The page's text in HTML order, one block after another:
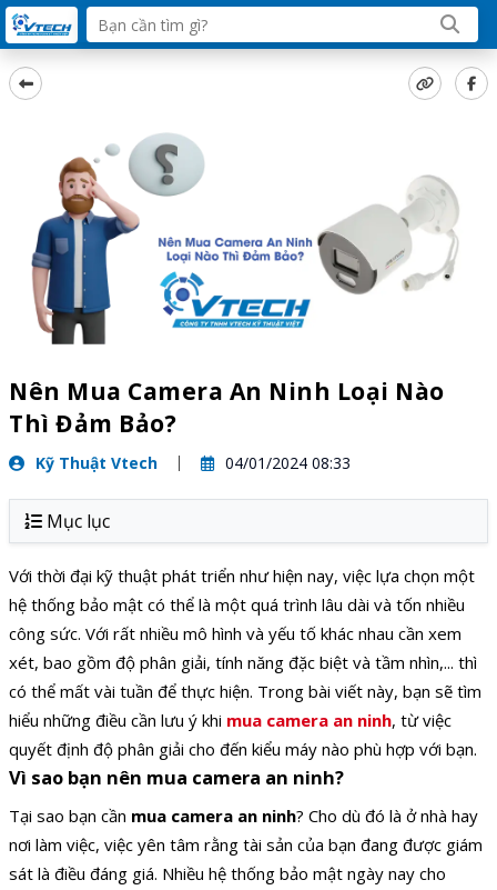
Nên Mua Camera An Ninh Loại Nào
Thì Đảm Bảo?
Kỹ Thuật Vtech 04/01/2024 08:33
Mục lục
Với thời đại kỹ thuật phát triển như hiện nay, việc lựa chọn một
hệ thống bảo mật có thể là một quá trình lâu dài và tốn nhiều
công sức. Với rất nhiều mô hình và yếu tố khác nhau cần xem
xét, bao gồm độ phân giải, tính năng đặc biệt và tầm nhìn,... thì
có thể mất vài tuần để thực hiện. Trong bài viết này, bạn sẽ tìm
hiểu những điều cần lưu ý khi mua camera an ninh, từ việc
quyết định độ phân giải cho đến kiểu máy nào phù hợp với bạn.
Vì sao bạn nên mua camera an ninh?
Tại sao bạn cần mua camera an ninh? Cho dù đó là ở nhà hay
nơi làm việc, việc yên tâm rằng tài sản của bạn đang được giám
sát là điều đáng giá. Nhiều hệ thống bảo mật ngày nay cho